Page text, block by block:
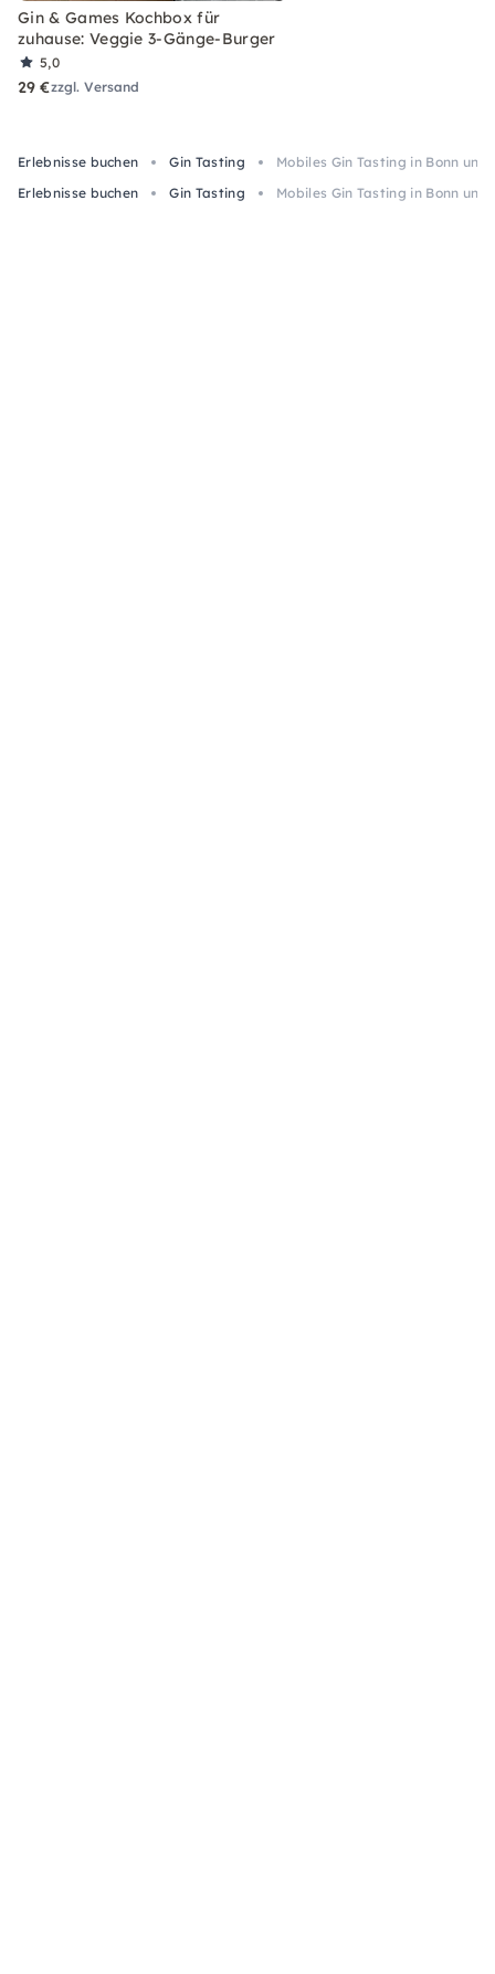
Gin & Games Kochbox für
zuhause: Veggie 3-Gänge-Burger
5,0
29 €zzgl. Versand
Erlebnisse buchen Gin Tasting
Mobiles Gin Tasting in Bonn und
Erlebnisse buchen
Gin Tasting Mobiles Gin Tasting in Bonn und